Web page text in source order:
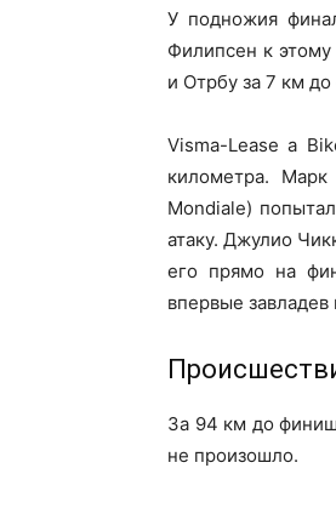
У подножия
Филипсен к этому
и Отрбу за 7 км
Visma-Lease a
километра.
Mondiale)
атаку. Джулио
его прямо на
впервые
За 94 км до
не произошло.